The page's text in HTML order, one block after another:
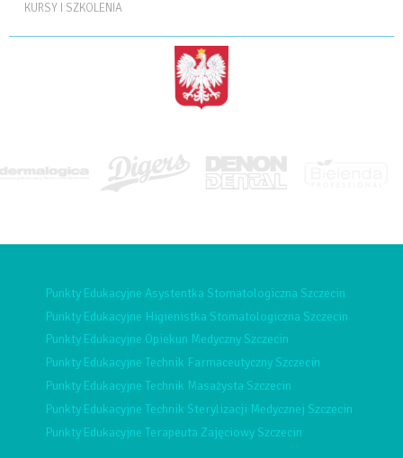
KURSY I SZKOLENIA
Punkty Edukacyjne Asystentka Stomatologiczna Szczecin
Punkty Edukacyjne Higienistka Stomatologiczna Szczecin
Punkty Edukacyjne Opiekun Medyczny Szczecin
Punkty Edukacyjne Technik Farmaceutyczny Szczecin
Punkty Edukacyjne Technik Masażysta Szczecin
Punkty Edukacyjne Technik Sterylizacji Medycznej Szczecin
Punkty Edukacyjne Terapeuta Zajęciowy Szczecin